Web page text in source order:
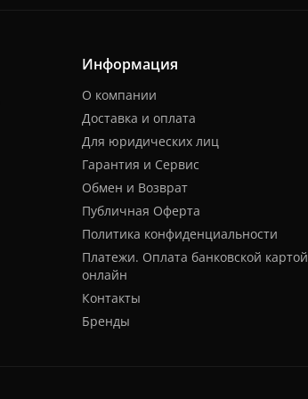
Информация
О компании
Доставка и оплата
Для юридических лиц
Гарантия и Сервис
Обмен и Возврат
Публичная Оферта
Политика конфиденциальности
Платежи. Оплата банковской картой
онлайн
Контакты
Бренды